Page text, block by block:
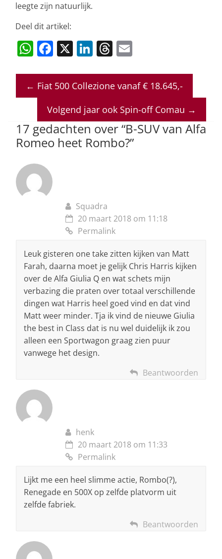
leegte zijn natuurlijk.
Deel dit artikel:
W
at
s
p
p
F
c
e
b
o
o
X Li
k
e
dI
n
T
re
a
d
s
ai
l
← Fiat 500 Collezione vanaf € 18.645,-
Volgend jaar ook Spin-off Comau →
17 gedachten over “B-SUV van Alfa
Romeo heet Rombo?”
Squadra
20 maart 2018 om 11:18
Permalink
Leuk gisteren one take zitten kijken van Matt
Farah, daarna moet je gelijk Chris Harris kijken
over de Alfa Giulia Q en wat schets mijn
verbazing die praten over totaal verschillende
dingen wat Harris heel goed vind en dat vind
Matt weer minder. Tja ik vind de nieuwe Giulia
the best in Class dat is nu wel duidelijk ik zou
alleen een Sportwagon graag zien puur
vanwege het design.
Beantwoorden
henk
20 maart 2018 om 11:33
Permalink
Lijkt me een heel slimme actie, Rombo(?),
Renegade en 500X op zelfde platvorm uit
zelfde fabriek.
Beantwoorden